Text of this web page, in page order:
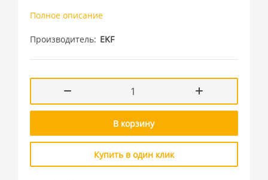
Полное описание
Производитель EKF
В корзину
Купить в один клик